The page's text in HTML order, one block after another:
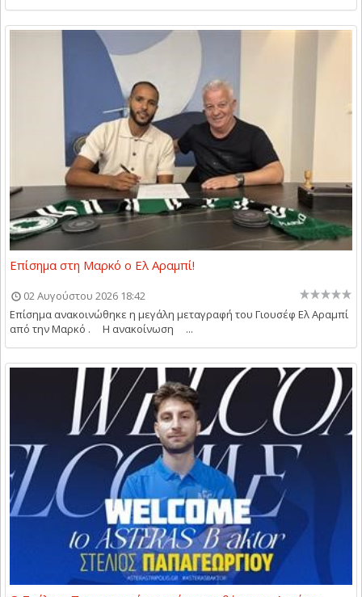
Επίσημα στη Μαρκό ο Ελ Αραμπί!
02 Αυγούστου 2026 18:42
Επίσημα ανακοινώθηκε η μεγάλη μεταγραφή του Γιουσέφ Ελ Αραμπί
από την Μαρκό . Η ανακοίνωση ...